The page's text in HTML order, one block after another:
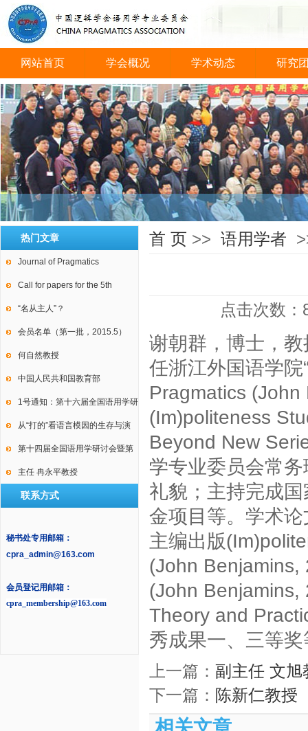
网站首页 学会概况 学术动态 研究
会议图片
热门文章
Journal of Pragmatics
Call for papers for the 5th
International Conference on
Law, Language and Discourse
“名从主人”？
会员名单（第一批，2015.5）
何自然教授
中国人民共和国教育部
1号通知：第十六届全国语用学研
讨会暨第十届中国逻辑学会语用
学专业委员会年会
从“打的”看语言模因的生存与演
变
第十四届全国语用学研讨会暨第
九届中国语用学研究会年会2号通
知
主任 冉永平教授
联系方式
秘书处专用邮箱：
cpra_admin@163.com
会员登记用邮箱：
cpra_membership@163.com
首 页 >> 语用学者
点击次数：
谢朝群，博士，
任浙江外国语学
Pragmatics
(Im)politeness
Beyond New
学专业委员会常
礼貌；主持完成
金项目等。学术
主编出版
(John Benjamins,
(John Benjamins,
Theory and
秀成果一、三等奖
上一篇： 副主任 文旭
下一篇： 陈新仁教授